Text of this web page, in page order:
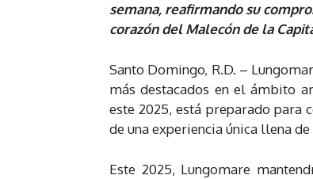
semana, reafirmando su
corazón del Malecón de la
Santo Domingo, R.D. –
más destacados en el ámbito
este 2025, está preparado para
de una experiencia única llena
Este 2025, Lungomare